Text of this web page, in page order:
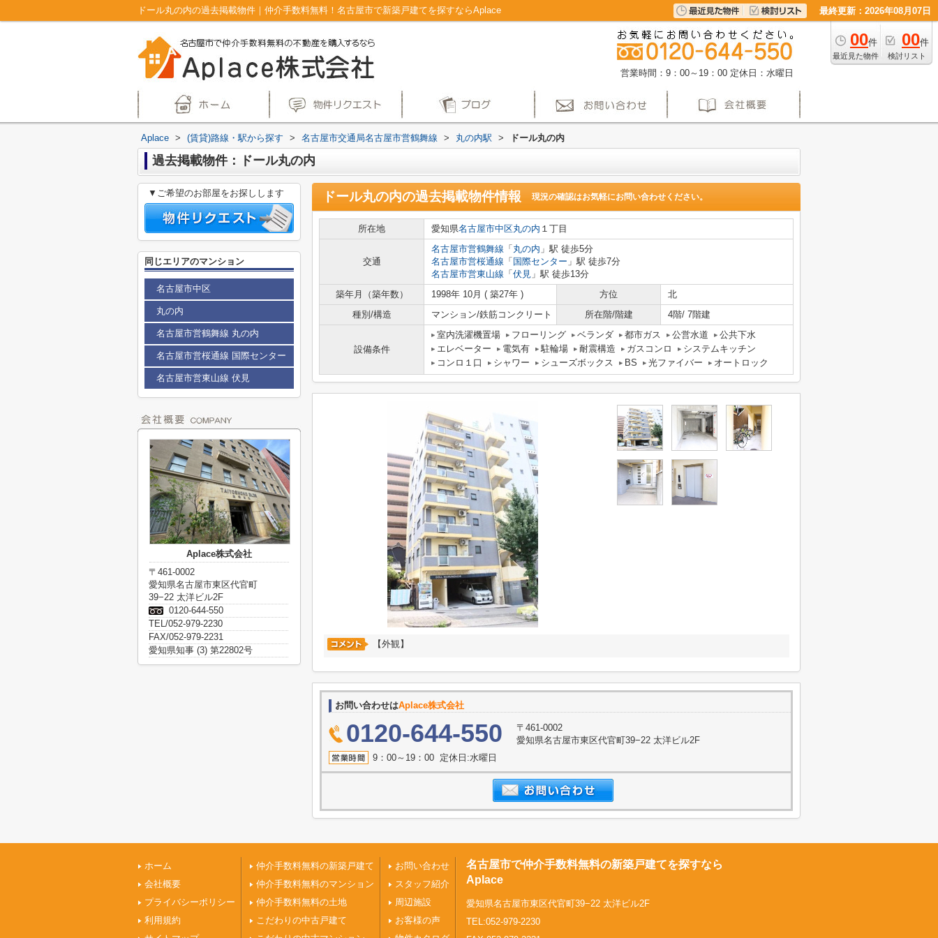
ドール丸の内の過去掲載物件｜仲介手数料無料！名古屋市で新築戸建てを探すならAplace 最終更新：2026年08月07日
00件
最近見た物件
00件
検討リスト
営業時間：9：00～19：00 定休日：水曜日
Aplace > (賃貸)路線・駅から探す > 名古屋市交通局名古屋市営鶴舞線 > 丸の内駅 > ドール丸の内
過去掲載物件：ドール丸の内
ドール丸の内の過去掲載物件情報 現況の確認はお気軽にお問い合わせください。
所在地 愛知県名古屋市中区丸の内 １丁目
交通
名古屋市営鶴舞線 「 丸の内 」駅 徒歩5分
名古屋市営桜通線 「 国際センター 」駅 徒歩7分
名古屋市営東山線 「 伏見 」駅 徒歩13分
築年月（築年数）
1998年 10月 ( 築27年 ) 方位
北
種別/構造
マンション/鉄筋コンクリート 所在階/階建 4階/ 7階建
設備条件
室内洗濯機置場 フローリング ベランダ 都市ガス 公営水道
公共下水
エレベーター
電気有 駐輪場 耐震構造 ガスコンロ
システムキッチン
コンロ１口
シャワー シューズボックス BS 光ファイバー オートロック
【外観】
お問い合わせはAplace株式会社
0120-644-550
〒461-0002
愛知県名古屋市東区代官町39−22 太洋ビル2F
9：00～19：00 定休日:水曜日
▼ご希望のお部屋をお探しします
同じエリアのマンション
名古屋市中区
丸の内
名古屋市営鶴舞線 丸の内
名古屋市営桜通線 国際センター
名古屋市営東山線 伏見
Aplace株式会社
〒461-0002
愛知県名古屋市東区代官町
39−22 太洋ビル2F
0120-644-550
TEL/052-979-2230
FAX/052-979-2231
愛知県知事 (3) 第22802号
ホーム
会社概要
プライバシーポリシー
利用規約
仲介手数料無料の新築戸建て
仲介手数料無料のマンション
仲介手数料無料の土地
こだわりの中古戸建て
お問い合わせ
スタッフ紹介
周辺施設
お客様の声
名古屋市で仲介手数料無料の新築戸建てを探すなら
Aplace
愛知県名古屋市東区代官町39−22 太洋ビル2F
TEL:052-979-2230